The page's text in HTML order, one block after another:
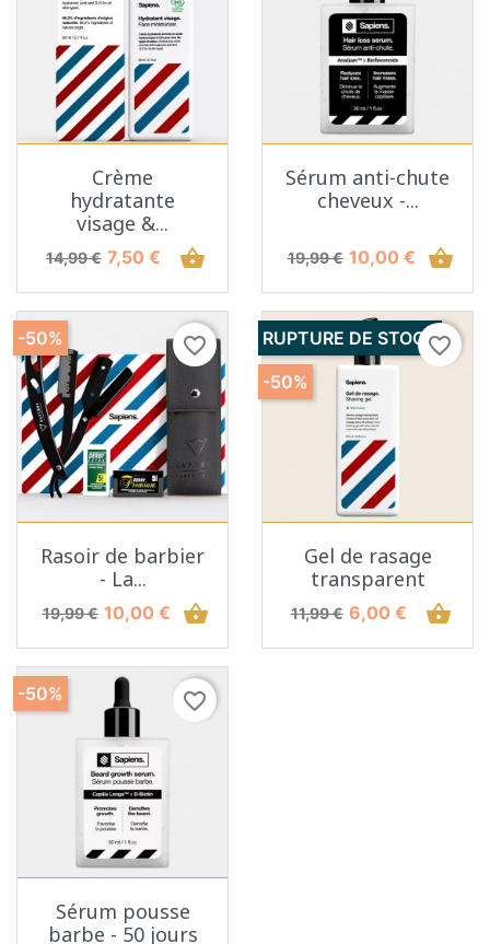
Crème
hydratante
visage &...
Prix de base
14,99 € Prix
7,50 € shopping_basket
Sérum anti-chute
cheveux -...
Prix de base
19,99 € Prix
10,00 € shopping_basket
favorite_border
Rasoir de barbier
- La...
Prix de base
19,99 € Prix
10,00 € shopping_basket
-50% favorite_border
Gel de rasage
transparent
Prix de base
11,99 € Prix
6,00 € shopping_basket
RUPTURE DE STOCK
-50%
favorite_border
Sérum pousse
barbe - 50 jours
-50%